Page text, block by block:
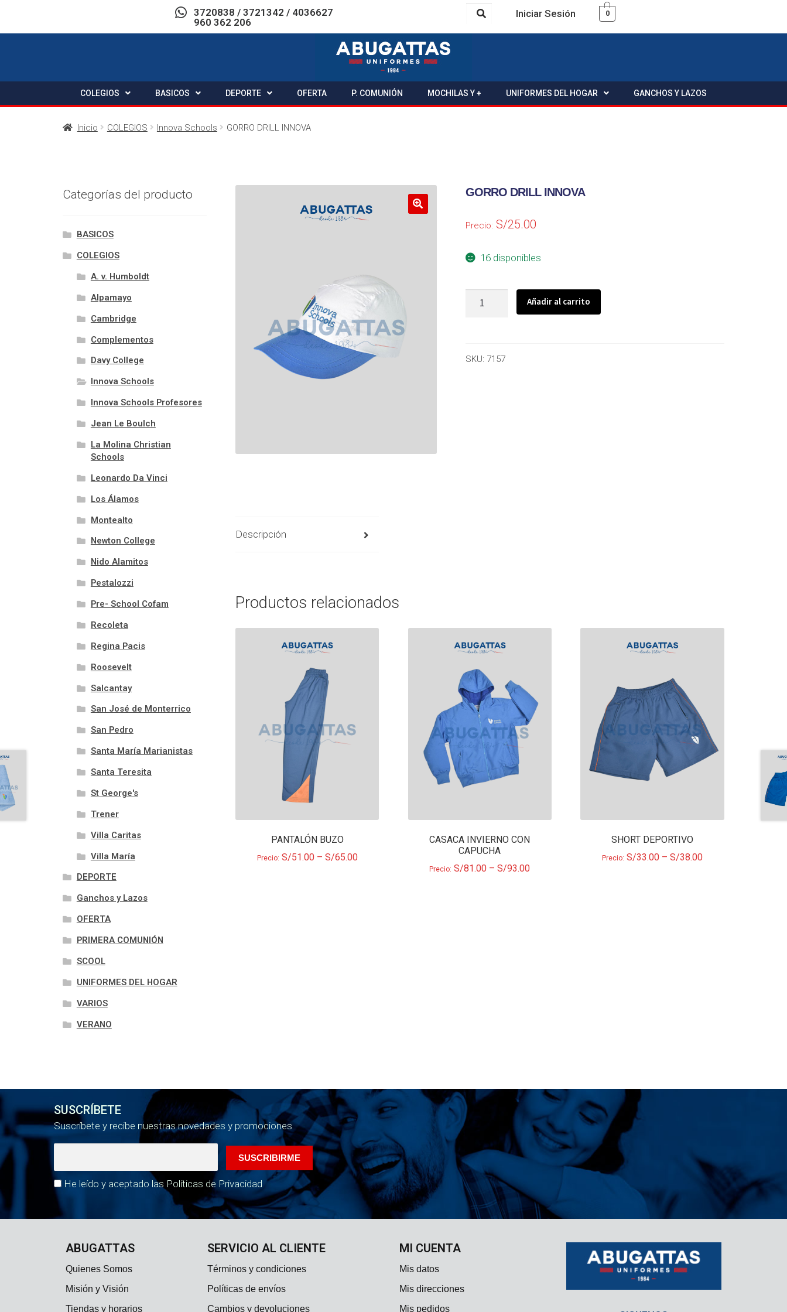
3720838 / 3721342 / 4036627
960 362 206
Iniciar Sesión 0
COLEGIOS BASICOS DEPORTE OFERTA P. COMUNIÓN MOCHILAS Y + UNIFORMES DEL HOGAR GANCHOS Y LAZOS
Inicio COLEGIOS Innova Schools GORRO DRILL INNOVA
GORRO DRILL INNOVA
Precio: S/25.00
16 disponibles
Añadir al carrito
SKU: 7157
Descripción
Productos relacionados
PANTALÓN BUZO
Precio: S/51.00– S/65.00
CASACA INVIERNO CON
CAPUCHA
Precio: S/81.00 –S/93.00
SHORT DEPORTIVO
Precio: S/33.00 –S/38.00
Categorías del producto
BASICOS
COLEGIOS
A. v. Humboldt
Alpamayo
Cambridge
Complementos
Davy College
Innova Schools
Innova Schools Profesores
Jean Le Boulch
La Molina Christian
Schools
Leonardo Da Vinci
Los Álamos
Montealto
Newton College
Nido Alamitos
Pestalozzi
Pre- School Cofam
Recoleta
Regina Pacis
Roosevelt
Salcantay
San José de Monterrico
San Pedro
Santa María Marianistas
Santa Teresita
St George's
Trener
Villa Caritas
Villa María
DEPORTE
Ganchos y Lazos
OFERTA
PRIMERA COMUNIÓN
SCOOL
UNIFORMES DEL HOGAR
VARIOS
VERANO
SUSCRÍBETE
Suscríbete y recibe nuestras novedades y promociones
He leído y aceptado las Políticas de Privacidad
ABUGATTAS
Quienes Somos
Misión y Visión
Tiendas y horarios
SERVICIO AL CLIENTE
Términos y condiciones
Políticas de envíos
Cambios y devoluciones
MI CUENTA
Mis datos
Mis direcciones
Mis pedidos